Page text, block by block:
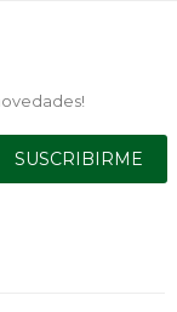
SUSCRIBIRME